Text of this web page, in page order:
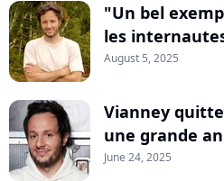
"Un bel
les
August 5, 2025
Vianney
une grande
June 24, 2025